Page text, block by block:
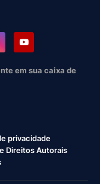
em sua caixa de
privacidade
Direitos Autorais